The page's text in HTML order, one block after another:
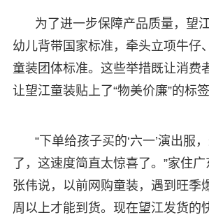
为了进一步保障产品质量，望
幼儿背带国家标准，牵头立项牛仔
童装团体标准。这些举措既让消费
让望江童装贴上了“物美价廉”的标签
“下单给孩子买的‘六一’演出服
了，这速度简直太惊喜了。”家住
张伟说，以前网购童装，遇到旺季
周以上才能到货。现在望江发货的